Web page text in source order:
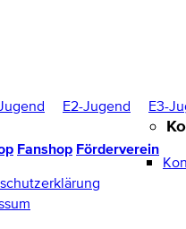
E2-Jugend E3-
Fanshop Förderverein